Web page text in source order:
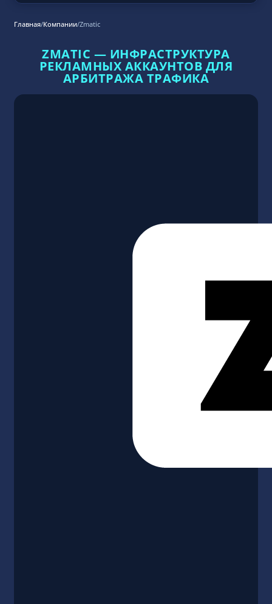
Главная/Компании/Zmatic
ZMATIC — ИНФРАСТРУКТУРА
РЕКЛАМНЫХ АККАУНТОВ ДЛЯ
АРБИТРАЖА ТРАФИКА